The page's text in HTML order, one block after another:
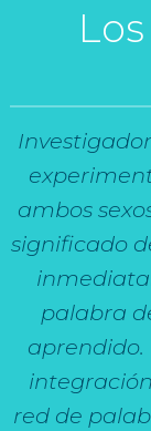
ambos
significado
palabra
aprendido.
red de